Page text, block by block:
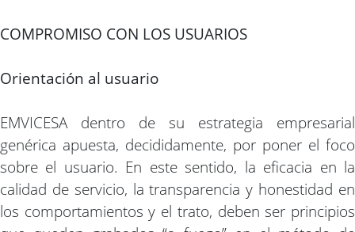
COMPROMISO CON LOS USUARIOS
Orientación al usuario
EMVICESA dentro de su estrategia empresarial
genérica apuesta, decididamente, por poner el foco
sobre el usuario. En este sentido, la eficacia en la
calidad de servicio, la transparencia y honestidad en
los comportamientos y el trato, deben ser principios